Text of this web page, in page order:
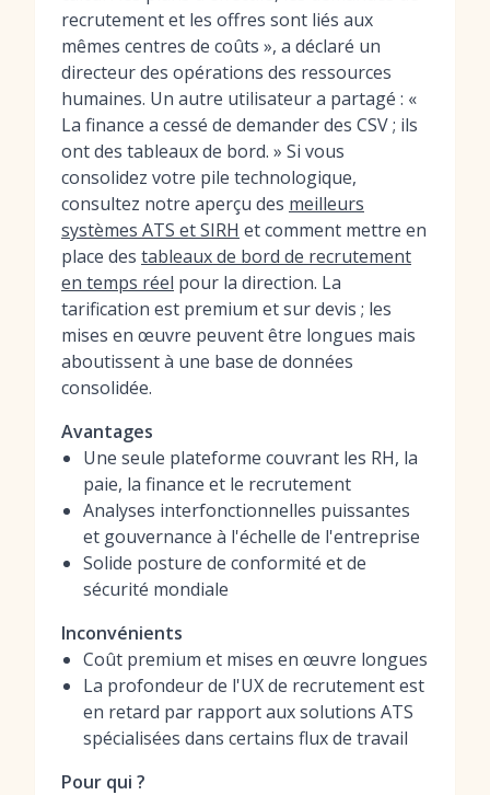
recrutement et les offres sont liés aux
mêmes centres de coûts », a déclaré un
directeur des opérations des ressources
humaines. Un autre utilisateur a partagé : «
La finance a cessé de demander des CSV ; ils
ont des tableaux de bord. » Si vous
consolidez votre pile technologique,
consultez notre aperçu des meilleurs
systèmes ATS et SIRH et comment mettre en
place des tableaux de bord de recrutement
en temps réel pour la direction. La
tarification est premium et sur devis ; les
mises en œuvre peuvent être longues mais
aboutissent à une base de données
consolidée.
Avantages
Une seule plateforme couvrant les RH, la
paie, la finance et le recrutement
Analyses interfonctionnelles puissantes
et gouvernance à l'échelle de l'entreprise
Solide posture de conformité et de
sécurité mondiale
Inconvénients
Coût premium et mises en œuvre longues
La profondeur de l'UX de recrutement est
en retard par rapport aux solutions ATS
spécialisées dans certains flux de travail
Pour qui ?